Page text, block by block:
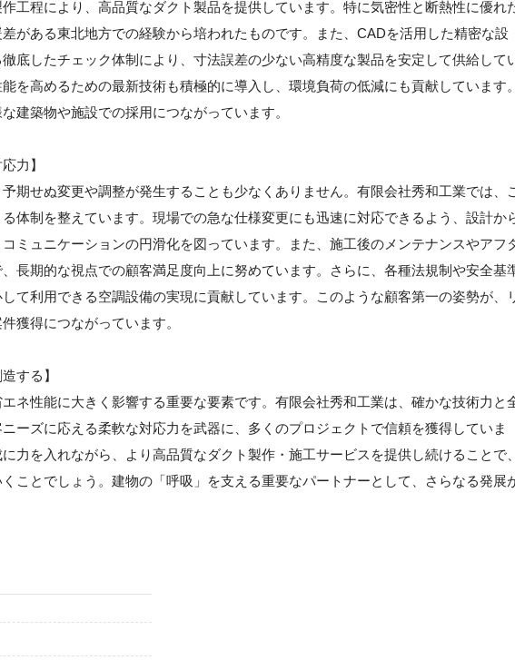
工程により、高品質なダクト製品を提供しています。特に気密性と断熱性に優れ
がある東北地方での経験から培われたものです。また、CADを活用した精密な設
底したチェック体制により、寸法誤差の少ない高精度な製品を安定して供給して
を高めるための最新技術も積極的に導入し、環境負荷の低減にも貢献しています。
建築物や施設での採用につながっています。
力】
期せぬ変更や調整が発生することも少なくありません。有限会社秀和工業では、
体制を整えています。現場での急な仕様変更にも迅速に対応できるよう、設計か
ミュニケーションの円滑化を図っています。また、施工後のメンテナンスやアフ
長期的な視点での顧客満足度向上に努めています。さらに、各種法規制や安全基
て利用できる空調設備の実現に貢献しています。このような顧客第一の姿勢が、
獲得につながっています。
する】
ネ性能に大きく影響する重要な要素です。有限会社秀和工業は、確かな技術力と
ーズに応える柔軟な対応力を武器に、多くのプロジェクトで信頼を獲得していま
力を入れながら、より高品質なダクト製作・施工サービスを提供し続けることで、
ことでしょう。建物の「呼吸」を支える重要なパートナーとして、さらなる発展